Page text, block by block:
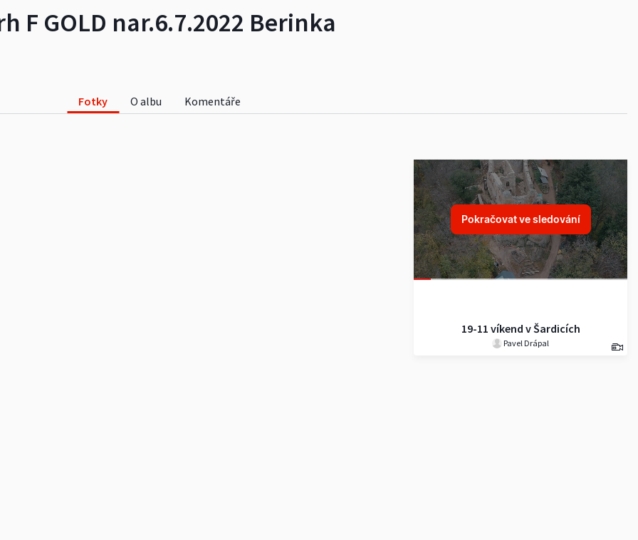
F GOLD nar.6.7.2022 Berinka
Fotky O albu Komentáře
Pokračovat ve sledování
19-11 víkend v Šardicích
Pavel Drápal